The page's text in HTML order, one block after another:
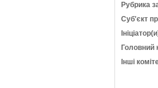
Рубрика
Суб'єкт
Головний
Інші